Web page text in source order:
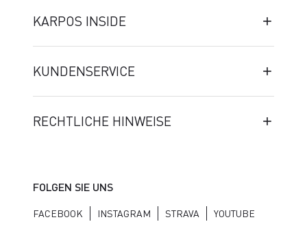
KARPOS INSIDE
KUNDENSERVICE
RECHTLICHE HINWEISE
FOLGEN SIE UNS
FACEBOOK INSTAGRAM STRAVA YOUTUBE